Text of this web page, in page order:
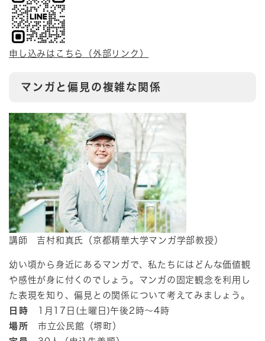
申し込みはこちら（外部リンク）
マンガと偏見の複雑な関係
講師 吉村和真氏（京都精華大学マンガ学部教授）
幼い頃から身近にあるマンガで、私たちにはどんな価値観
や感性が身に付くのでしょう。マンガの固定観念を利用し
た表現を知り、偏見との関係について考えてみましょう。
日時 1月17日(土曜日)午後2時～4時
場所 市立公民館（堺町）